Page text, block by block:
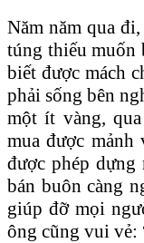
Năm năm qua
túng thiếu muốn
biết được mách
phải sống bên
một ít vàng,
mua được
được phép dựng
bán buôn càng
giúp đỡ mọi
ông cũng vui vẻ: